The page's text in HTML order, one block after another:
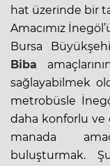
hat üzerinde bir
Amacımız
Bursa
Biba
sağlayabilmek
metrobüsle
daha konforlu ve
manada
buluşturmak.